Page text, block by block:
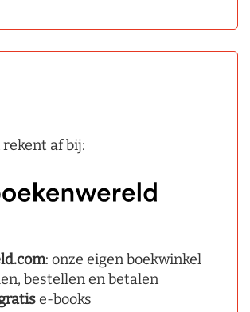
rekent af bij:
: onze eigen boekwinkel
bestellen en betalen
e-books